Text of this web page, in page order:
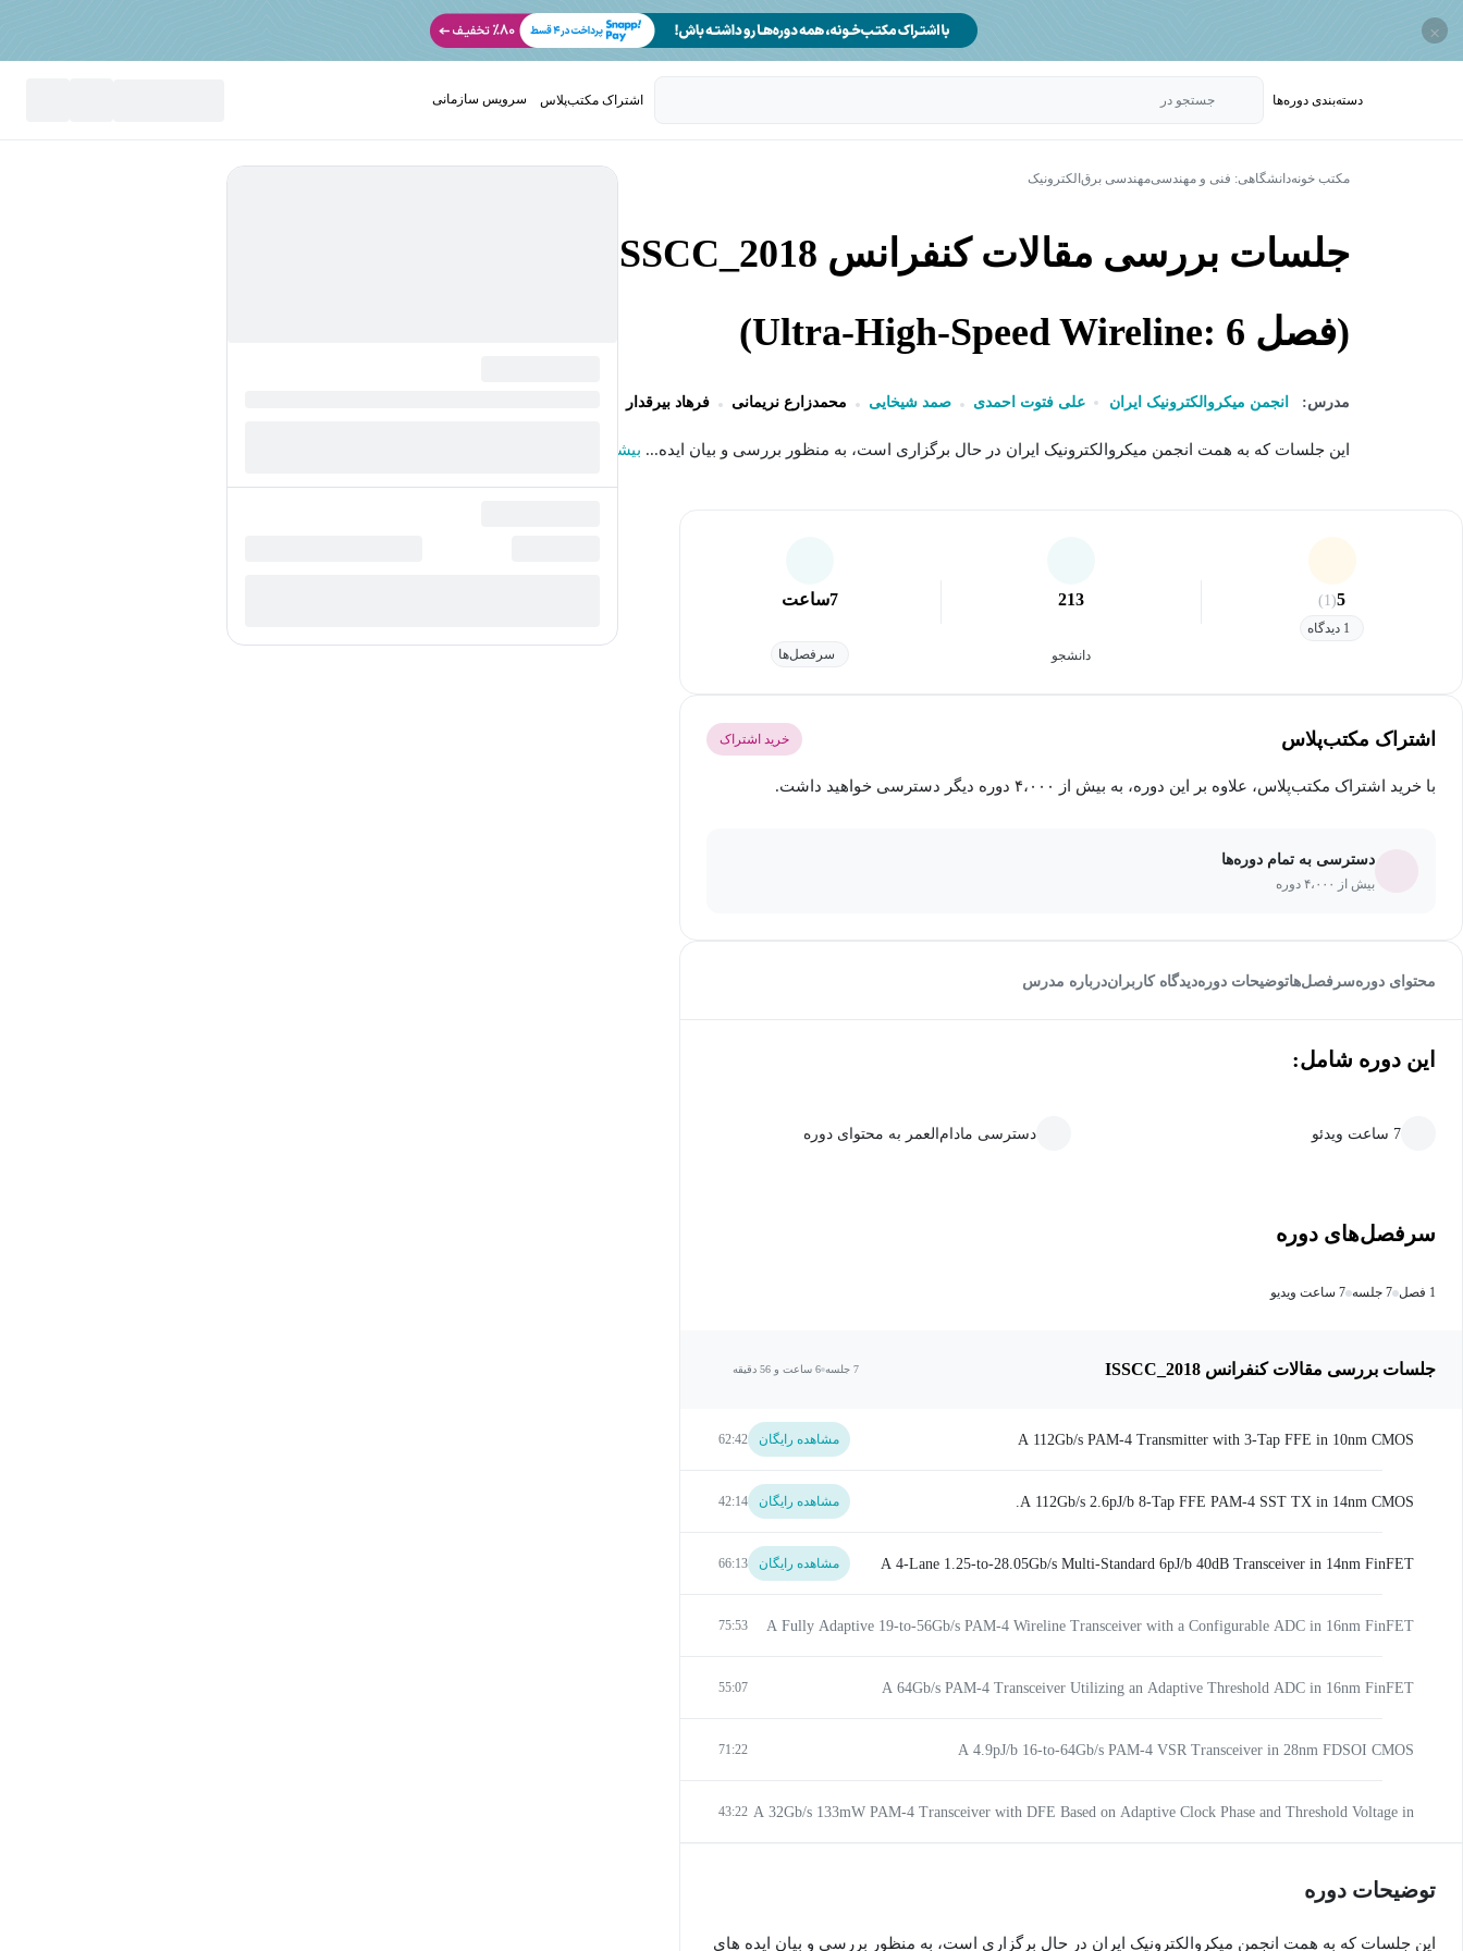
×
دسته‌بندی‌ دوره‌ها جستجو در اشتراک مکتب‌پلاس سرویس سازمانی
مکتب خونهدانشگاهی: فنی و مهندسیمهندسی برق الکترونیک
جلسات بررسی مقالات کنفرانس ISSCC_2018
(فصل 6 :Ultra-High-Speed Wireline)
مدرس: انجمن میکروالکترونیک ایران علی فتوت احمدی صمد شیخایی محمدزارع نریمانی فرهاد بیرقدار
این جلسات که به همت انجمن میکروالکترونیک ایران در حال برگزاری است، به منظور بررسی و بیان ایده... بیشتر
5
(1)
1 دیدگاه
213
دانشجو
7ساعت
سرفصل‌ها
اشتراک مکتب‌پلاس خرید اشتراک
با خرید اشتراک مکتب‌پلاس، علاوه بر این دوره، به بیش از ۴،۰۰۰ دوره دیگر دسترسی خواهید داشت.
دسترسی به تمام دوره‌ها
بیش از ۴،۰۰۰ دوره
محتوای دورهسرفصل‌هاتوضیحات دورهدیدگاه کاربراندرباره مدرس
این دوره شامل:
7 ساعت ویدئو دسترسی مادام‌العمر به محتوای دوره
سرفصل‌های دوره
1 فصل 7 جلسه 7 ساعت ویدیو
جلسات بررسی مقالات کنفرانس ISSCC_2018 7 جلسه 6 ساعت و 56 دقیقه
مشاهده رایگان 62:42
مشاهده رایگان 42:14
A 4-Lane 1.25-to-28.05Gb/s Multi-Standard 6pJ/b 40dB Transceiver in 14nm FinFET
مشاهده رایگان 66:13
75:53
55:07
71:22
A 32Gb/s 133mW PAM-4 Transceiver with DFE Based on Adaptive Clock Phase and Threshold Voltage in
43:22
توضیحات دوره
این جلسات که به همت انجمن میکروالکترونیک ایران در حال برگزاری است، به منظور بررسی و بیان ایده های